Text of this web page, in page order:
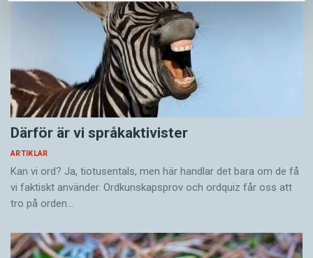
Därför är vi språkaktivister
ARTIKLAR
Kan vi ord? Ja, tiotusentals, men här handlar det bara om de få
vi faktiskt använder. Ordkunskapsprov och ordquiz får oss att
tro på orden…